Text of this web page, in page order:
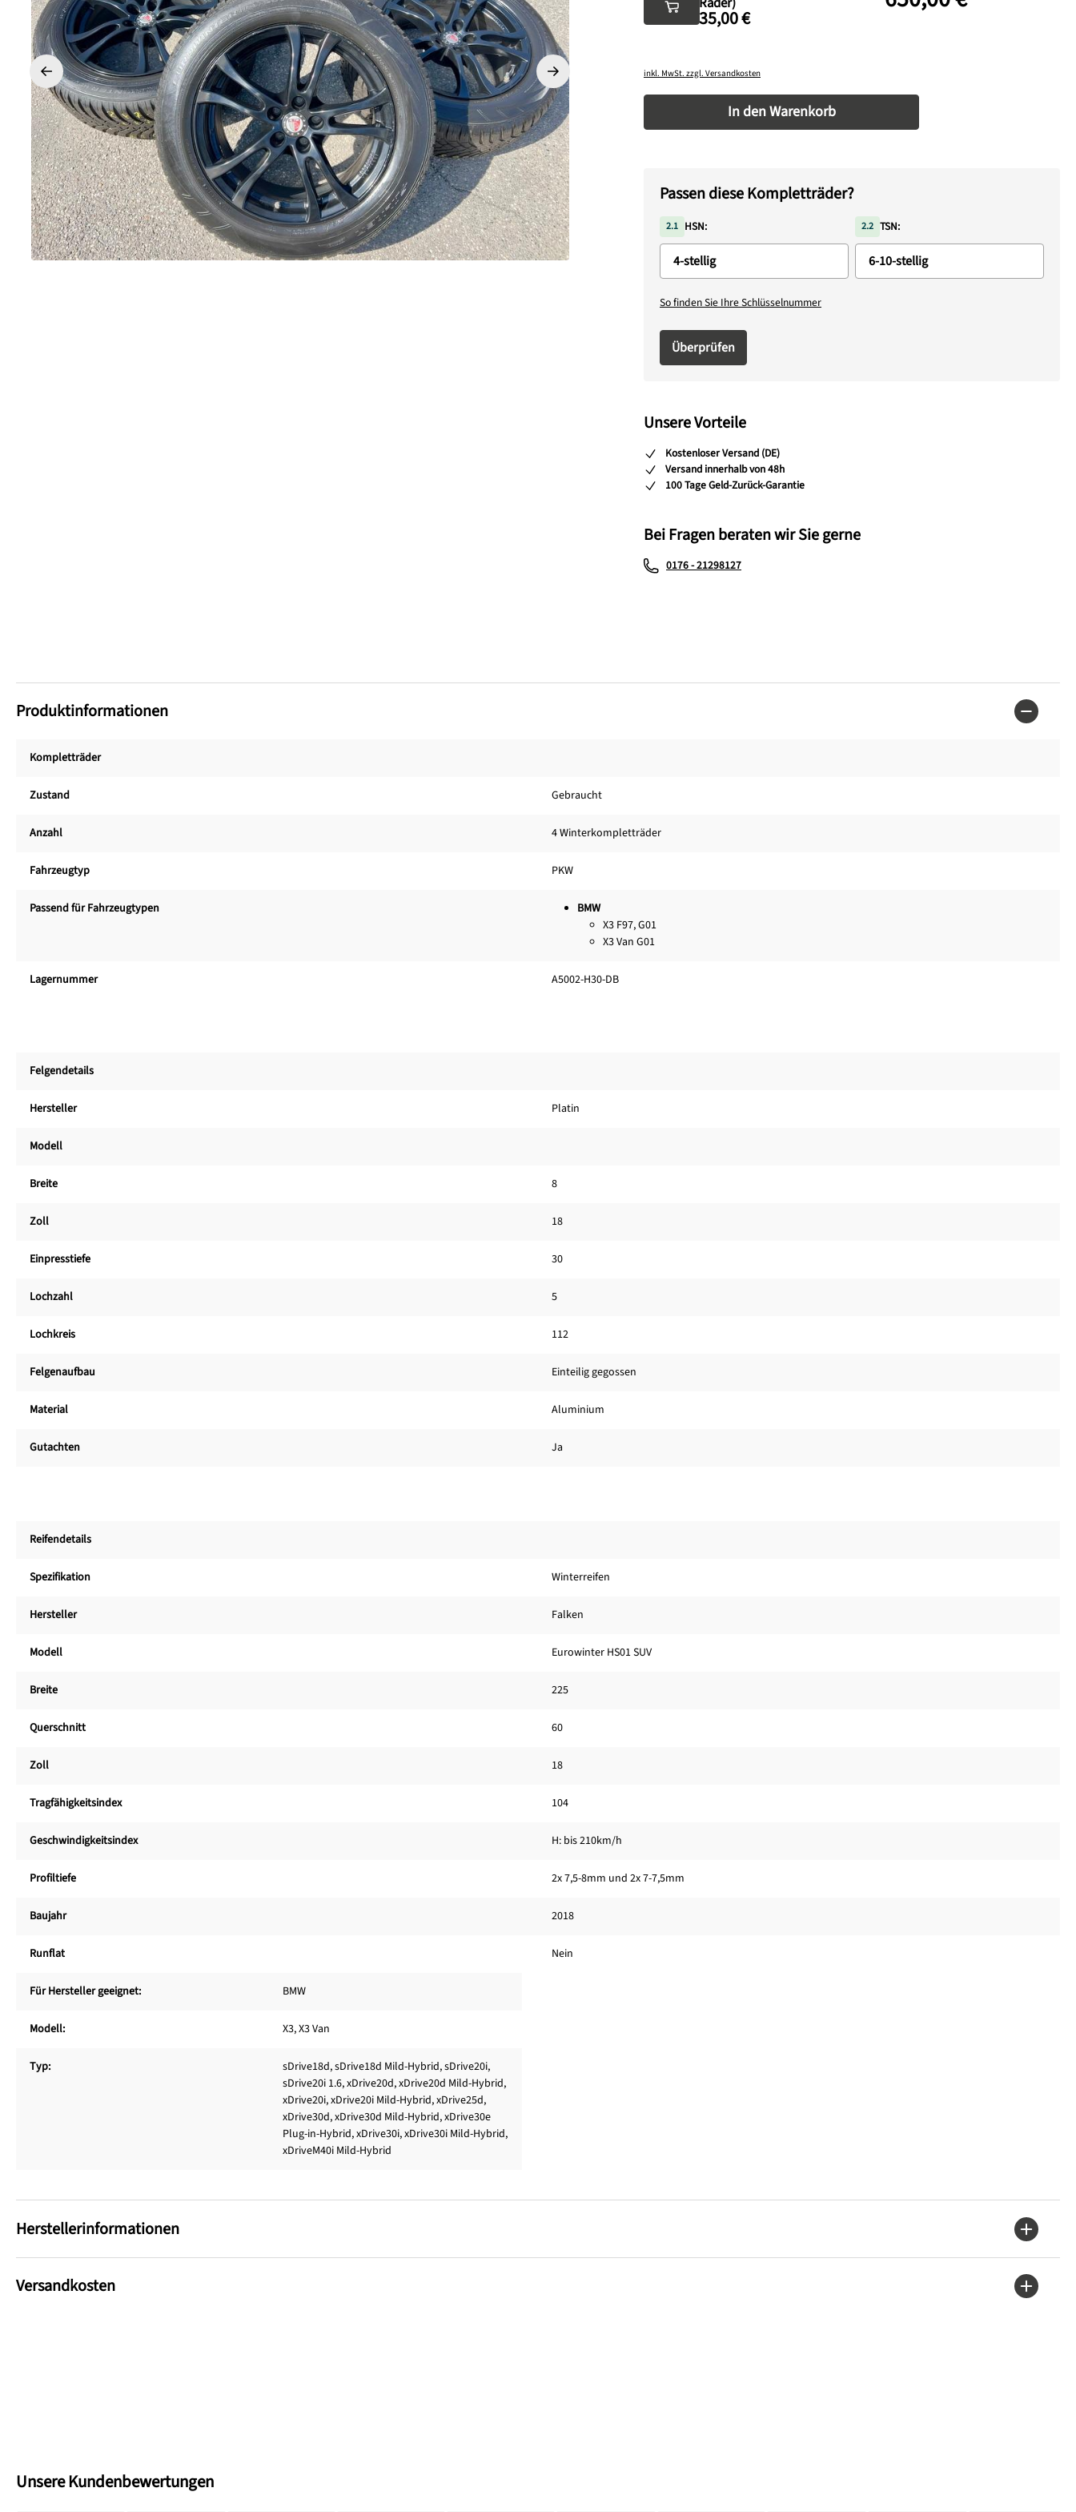
35,00 €
inkl. MwSt. zzgl. Versandkosten
Produkt Anzahl: Gib den gewünschten Wert ein oder
In den Warenkorb
Passen diese Kompletträder?
2.1 HSN: 2.2 TSN:
So finden Sie Ihre Schlüsselnummer
Überprüfen
Unsere Vorteile
Kostenloser Versand (DE)
Versand innerhalb von 48h
100 Tage Geld-Zurück-Garantie
Bei Fragen beraten wir Sie gerne
0176 - 21298127
Produktinformationen
Kompletträder
Zustand Gebraucht
Anzahl 4 Winterkompletträder
Fahrzeugtyp PKW
Passend für Fahrzeugtypen
BMW
X3 F97, G01
X3 Van G01
Lagernummer A5002-H30-DB
Felgendetails
Hersteller Platin
Modell
Breite 8
Zoll 18
Einpresstiefe 30
Lochzahl 5
Lochkreis 112
Felgenaufbau Einteilig gegossen
Material Aluminium
Gutachten Ja
Reifendetails
Spezifikation Winterreifen
Hersteller Falken
Modell Eurowinter HS01 SUV
Breite 225
Querschnitt 60
Zoll 18
Tragfähigkeitsindex 104
Geschwindigkeitsindex H: bis 210km/h
Profiltiefe 2x 7,5-8mm und 2x 7-7,5mm
Baujahr 2018
Runflat Nein
Für Hersteller geeignet: BMW
Modell: X3, X3 Van
Typ:
sDrive18d, sDrive18d Mild-Hybrid, sDrive20i,
sDrive20i 1.6, xDrive20d, xDrive20d Mild-Hybrid,
xDrive20i, xDrive20i Mild-Hybrid, xDrive25d,
xDrive30d, xDrive30d Mild-Hybrid, xDrive30e
Plug-in-Hybrid, xDrive30i, xDrive30i Mild-Hybrid,
xDriveM40i Mild-Hybrid
Herstellerinformationen
Versandkosten
Unsere Kundenbewertungen